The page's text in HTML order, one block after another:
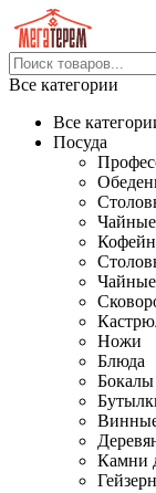
Все категории
Все
Посуда
Ножи
Блюда
Бокалы
Камни